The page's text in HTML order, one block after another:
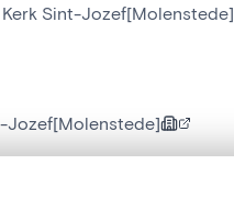
Sint-Jozef[Molenstede]
Jozef[Molenstede]